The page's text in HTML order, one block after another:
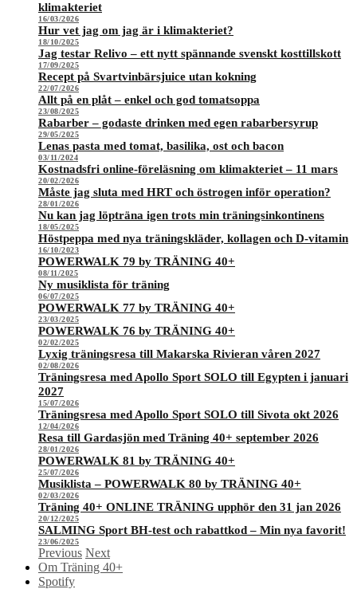
klimakteriet
16/03/2026
Hur vet jag om jag är i klimakteriet?
18/10/2025
Jag testar Relivo – ett nytt spännande svenskt kosttillskott
17/09/2025
Recept på Svartvinbärsjuice utan kokning
22/07/2026
Allt på en plåt – enkel och god tomatsoppa
23/08/2025
Rabarber – godaste drinken med egen rabarbersyrup
29/05/2025
Lenas pasta med tomat, basilika, ost och bacon
03/11/2024
Kostnadsfri online-föreläsning om klimakteriet – 11 mars
20/02/2026
Måste jag sluta med HRT och östrogen inför operation?
28/01/2026
Nu kan jag löpträna igen trots min träningsinkontinens
18/05/2025
Höstpeppa med nya träningskläder, kollagen och D-vitamin
16/10/2023
POWERWALK 79 by TRÄNING 40+
08/11/2025
Ny musiklista för träning
06/07/2025
POWERWALK 77 by TRÄNING 40+
23/03/2025
POWERWALK 76 by TRÄNING 40+
02/02/2025
Lyxig träningsresa till Makarska Rivieran våren 2027
02/08/2026
Träningsresa med Apollo Sport SOLO till Egypten i januari
2027
15/07/2026
Träningsresa med Apollo Sport SOLO till Sivota okt 2026
12/04/2026
Resa till Gardasjön med Träning 40+ september 2026
28/01/2026
POWERWALK 81 by TRÄNING 40+
25/07/2026
Musiklista – POWERWALK 80 by TRÄNING 40+
02/03/2026
Träning 40+ ONLINE TRÄNING upphör den 31 jan 2026
20/12/2025
SALMING Sport BH-test och rabattkod – Min nya favorit!
23/06/2025
Previous Next
Om Träning 40+
Spotify